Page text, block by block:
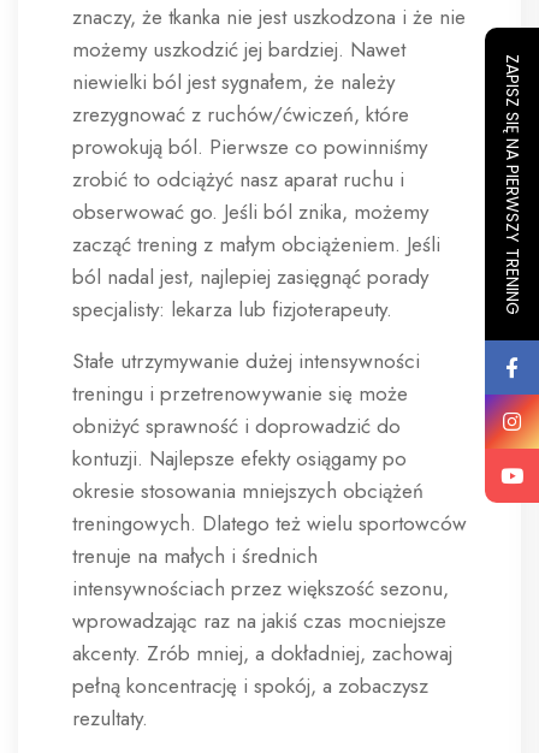
znaczy, że tkanka nie jest uszkodzona i że nie
możemy uszkodzić jej bardziej. Nawet
niewielki ból jest sygnałem, że należy
zrezygnować z ruchów/ćwiczeń, które
prowokują ból. Pierwsze co powinniśmy
zrobić to odciążyć nasz aparat ruchu i
obserwować go. Jeśli ból znika, możemy
zacząć trening z małym obciążeniem. Jeśli
ból nadal jest, najlepiej zasięgnąć porady
specjalisty: lekarza lub fizjoterapeuty.
Stałe utrzymywanie dużej intensywności
treningu i przetrenowywanie się może
obniżyć sprawność i doprowadzić do
kontuzji. Najlepsze efekty osiągamy po
okresie stosowania mniejszych obciążeń
treningowych. Dlatego też wielu sportowców
trenuje na małych i średnich
intensywnościach przez większość sezonu,
wprowadzając raz na jakiś czas mocniejsze
akcenty. Zrób mniej, a dokładniej, zachowaj
pełną koncentrację i spokój, a zobaczysz
rezultaty.
ZAPISZ SIĘ NA PIERWSZY TRENING